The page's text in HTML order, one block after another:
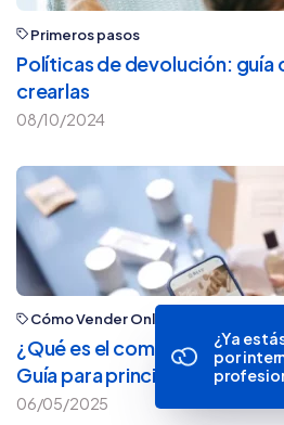
Primeros pasos
Políticas de devolución: guía
crearlas
08/10/2024
Cómo Vender Online
¿Qué es el comercio
Guía para principiantes
06/05/2025
¿Ya
por